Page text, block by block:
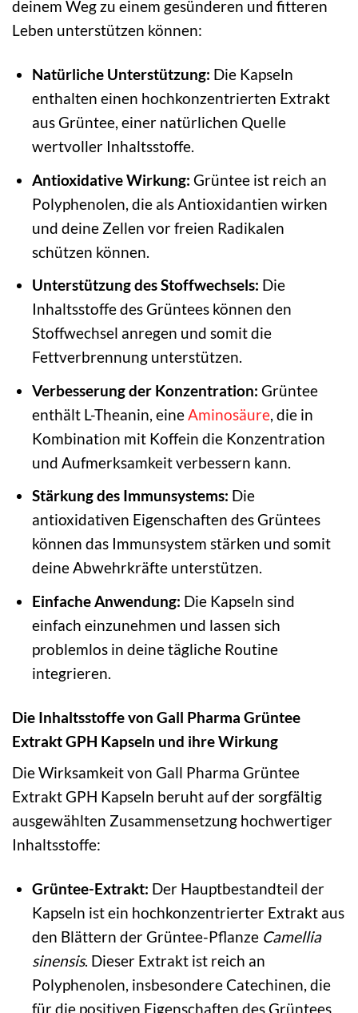
deinem Weg zu einem gesünderen und fitteren
Leben unterstützen können:
Natürliche Unterstützung: Die Kapseln
enthalten einen hochkonzentrierten Extrakt
aus Grüntee, einer natürlichen Quelle
wertvoller Inhaltsstoffe.
Antioxidative Wirkung: Grüntee ist reich an
Polyphenolen, die als Antioxidantien wirken
und deine Zellen vor freien Radikalen
schützen können.
Unterstützung des Stoffwechsels: Die
Inhaltsstoffe des Grüntees können den
Stoffwechsel anregen und somit die
Fettverbrennung unterstützen.
Verbesserung der Konzentration: Grüntee
enthält L-Theanin, eineAminosäure, die in
Kombination mit Koffein die Konzentration
und Aufmerksamkeit verbessern kann.
Stärkung des Immunsystems: Die
antioxidativen Eigenschaften des Grüntees
können das Immunsystem stärken und somit
deine Abwehrkräfte unterstützen.
Einfache Anwendung: Die Kapseln sind
einfach einzunehmen und lassen sich
problemlos in deine tägliche Routine
integrieren.
Die Inhaltsstoffe von Gall Pharma Grüntee
Extrakt GPH Kapseln und ihre Wirkung
Die Wirksamkeit von Gall Pharma Grüntee
Extrakt GPH Kapseln beruht auf der sorgfältig
ausgewählten Zusammensetzung hochwertiger
Inhaltsstoffe:
Grüntee-Extrakt: Der Hauptbestandteil der
Kapseln ist ein hochkonzentrierter Extrakt aus
den Blättern der Grüntee-Pflanze Camellia
sinensis. Dieser Extrakt ist reich an
Polyphenolen, insbesondere Catechinen, die
für die positiven Eigenschaften des Grüntees